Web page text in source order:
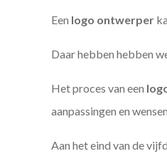
Een logo ontwerper
Daar hebben hebben
Het proces van een
aanpassingen en
Aan het eind van de